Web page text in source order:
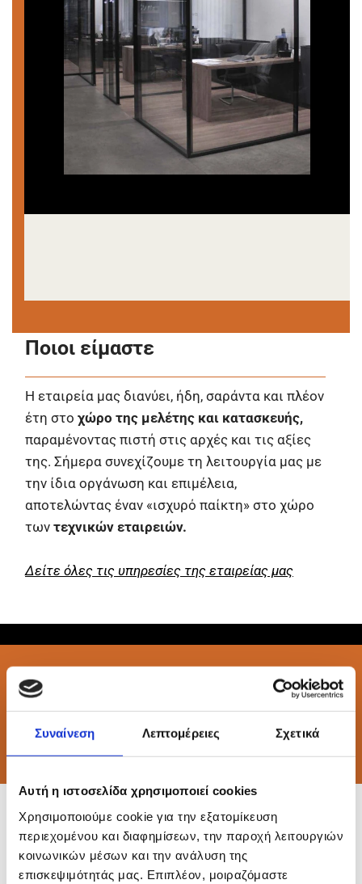
Συναίνεση Λεπτομέρειες Σχετικά
Αυτή η ιστοσελίδα χρησιμοποιεί cookies
Χρησιμοποιούμε cookie για την εξατομίκευση
περιεχομένου και διαφημίσεων, την παροχή λειτουργιών
κοινωνικών μέσων και την ανάλυση της
επισκεψιμότητάς μας. Επιπλέον, μοιραζόμαστε
Ποιοι είμαστε
Η εταιρεία μας διανύει, ήδη, σαράντα και πλέον
έτη στο χώρο της μελέτης και κατασκευής,
παραμένοντας πιστή στις αρχές και τις αξίες
της. Σήμερα συνεχίζουμε τη λειτουργία μας με
την ίδια οργάνωση και επιμέλεια,
αποτελώντας έναν «ισχυρό παίκτη» στο χώρο
των τεχνικών εταιρειών.
Δείτε όλες τις υπηρεσίες της εταιρείας μας
Σαράντα Χρόνια Εμπειρίας & Επιτυχούς
με Λύσεις Προσανατολισμένες στον